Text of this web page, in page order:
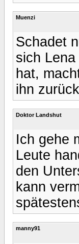
Muenzi
Schadet
sich
hat,
ihn
Doktor Landshut
Ich gehe
Leute
den
kann
manny91